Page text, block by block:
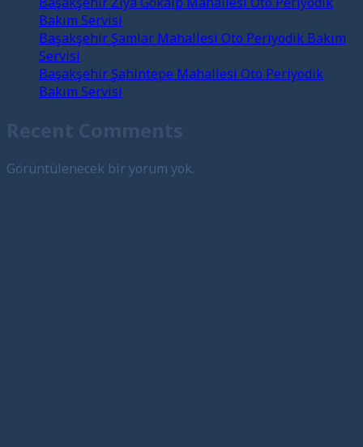
Bakım Servisi
Başakşehir Şamlar Mahallesi Oto Periyodik Bakım
Servisi
Başakşehir Şahintepe Mahallesi Oto Periyodik
Bakım Servisi
Recent Comments
Görüntülenecek bir yorum yok.